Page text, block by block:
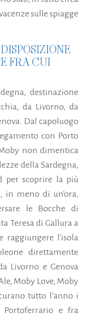
sulle spiagge
FRA CUI
destinazione
da Livorno, da
Dal capoluogo
con Porto
non dimentica
della Sardegna,
per scoprire la più
in meno di un'ora,
le Bocche di
Teresa di Gallura a
raggiungere l'isola
direttamente
Livorno e Genova
Moby Love, Moby
tutto l'anno i
e fra